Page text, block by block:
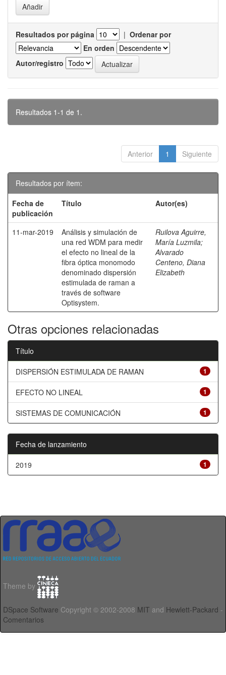
Resultados por página | Ordenar por
En orden
Autor/registro
Resultados 1-1 de 1.
Anterior 1 Siguiente
Resultados por ítem:
Fecha de
publicación
Título Autor(es)
11-mar-2019
Análisis y simulación de
una red WDM para medir
el efecto no lineal de la
fibra óptica monomodo
denominado dispersión
estimulada de raman a
través de software
Optisystem.
Ruilova Aguirre,
María Luzmila;
Alvarado
Centeno, Diana
Elizabeth
Otras opciones relacionadas
Título
1
DISPERSIÓN ESTIMULADA DE RAMAN
1
EFECTO NO LINEAL
1
SISTEMAS DE COMUNICACIÓN
Fecha de lanzamiento
1
2019
Theme by
DSpace Software Copyright © 2002-2008 MIT and Hewlett-Packard -
Comentarios